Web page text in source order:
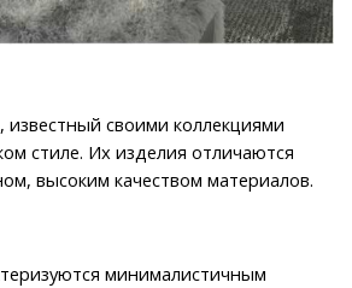
известный своими коллекциями
стиле. Их изделия отличаются
высоким качеством материалов.
минималистичным